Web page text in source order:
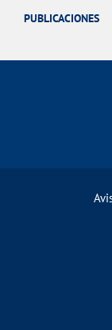
PUBLICACIONES